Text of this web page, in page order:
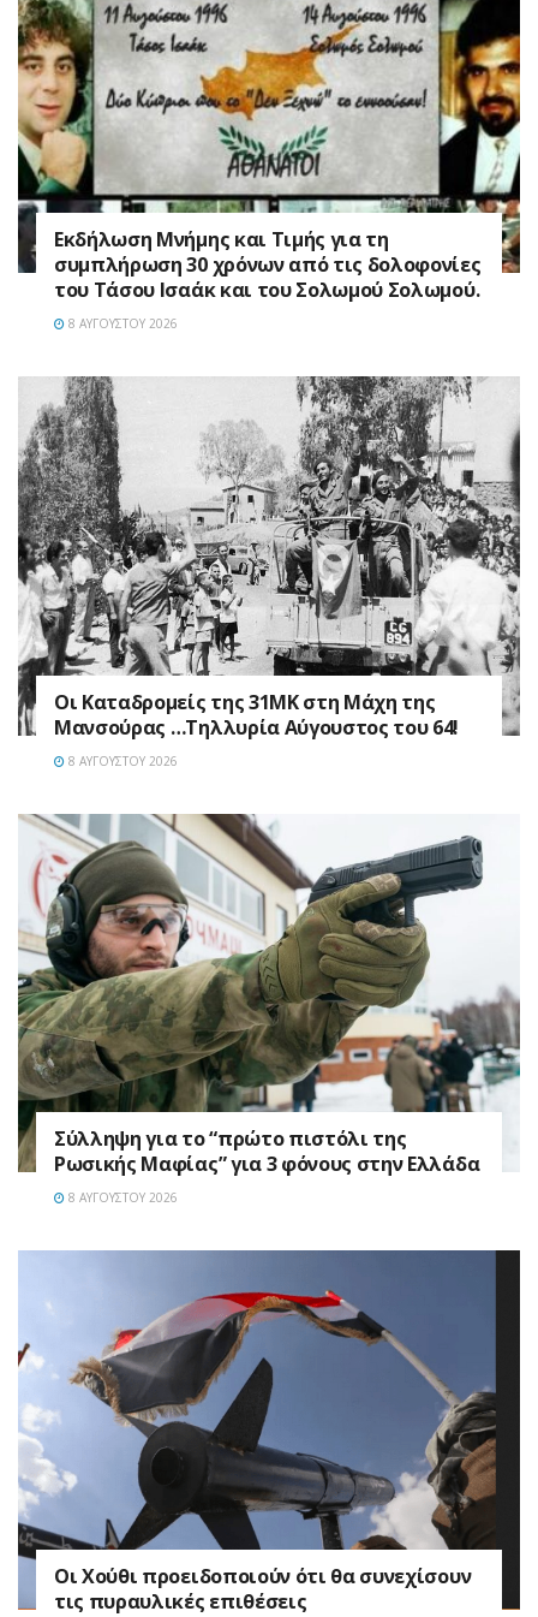
Εκδήλωση Μνήμης και Τιμής για τη
συμπλήρωση 30 χρόνων από τις δολοφονίες
του Τάσου Ισαάκ και του Σολωμού Σολωμού.
8 ΑΥΓΟΎΣΤΟΥ 2026
Οι Καταδρομείς της 31ΜΚ στη Mάχη της
Μανσούρας …Τηλλυρία Αύγουστος του 64!
8 ΑΥΓΟΎΣΤΟΥ 2026
Σύλληψη για το “πρώτο πιστόλι της
Ρωσικής Μαφίας” για 3 φόνους στην Ελλάδα
8 ΑΥΓΟΎΣΤΟΥ 2026
Οι Χούθι προειδοποιούν ότι θα συνεχίσουν
τις πυραυλικές επιθέσεις